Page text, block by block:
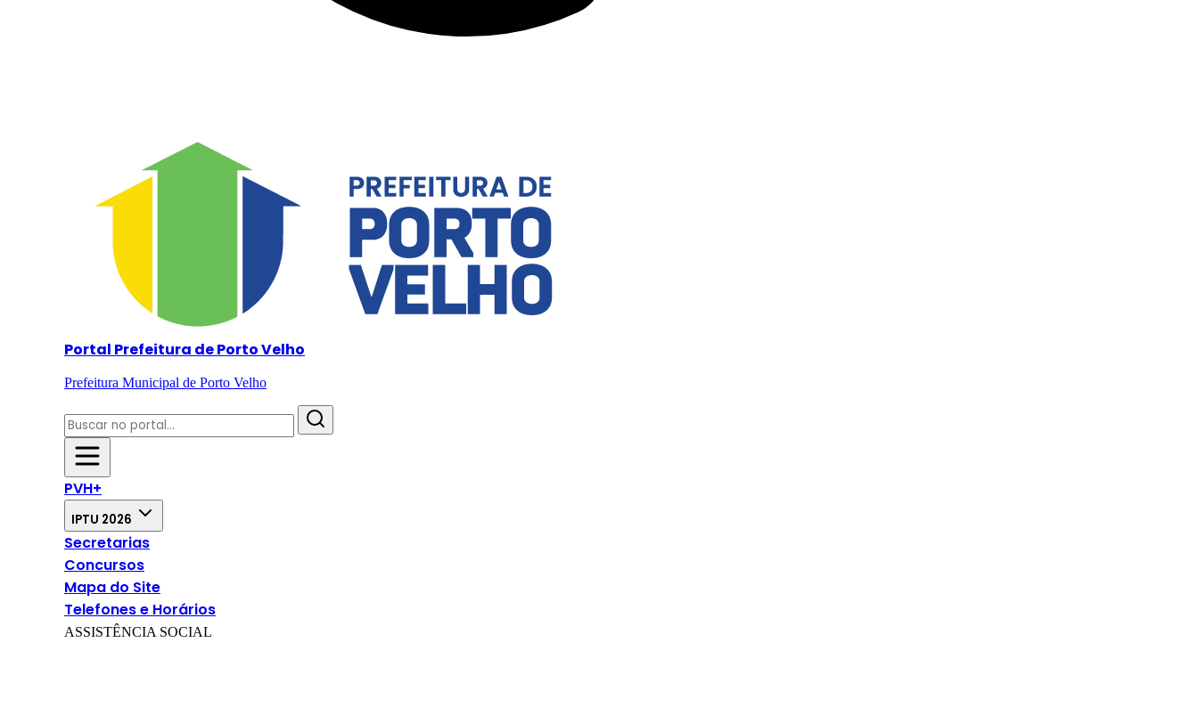
Portal Prefeitura de Porto Velho
Prefeitura Municipal de Porto Velho
PVH+
IPTU 2026
Secretarias
Concursos
Mapa do Site
Telefones e Horários
ASSISTÊNCIA SOCIAL